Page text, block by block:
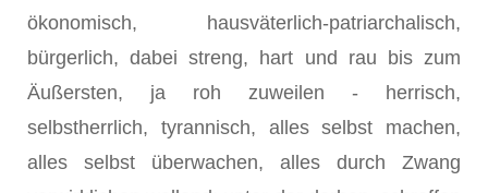
ökonomisch, hausväterlich-patriarchalisch,
bürgerlich, dabei streng, hart und rau bis zum
Äußersten, ja roh zuweilen - herrisch,
selbstherrlich, tyrannisch, alles selbst machen,
alles selbst überwachen, alles durch Zwang